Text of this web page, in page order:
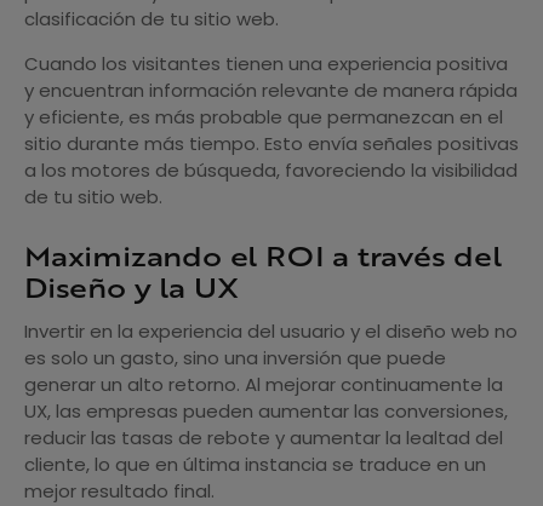
clasificación de tu sitio web.
Cuando los visitantes tienen una experiencia positiva
y encuentran información relevante de manera rápida
y eficiente, es más probable que permanezcan en el
sitio durante más tiempo. Esto envía señales positivas
a los motores de búsqueda, favoreciendo la visibilidad
de tu sitio web.
Maximizando el ROI a través del
Diseño y la UX
Invertir en la experiencia del usuario y el diseño web no
es solo un gasto, sino una inversión que puede
generar un alto retorno. Al mejorar continuamente la
UX, las empresas pueden aumentar las conversiones,
reducir las tasas de rebote y aumentar la lealtad del
cliente, lo que en última instancia se traduce en un
mejor resultado final.